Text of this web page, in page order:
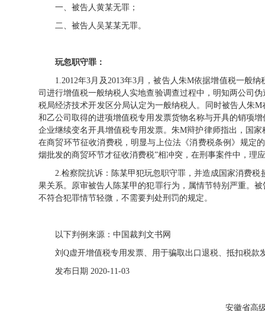
一、被告人黄某无罪；
二、被告人吴某某无罪。
玩忽职守罪：
1.2012年3月及2013年3月，被告人朱M依据增值税一般纳
司进行增值税一般纳税人实地查验调查过程中，明知两公司
税局经济技术开发区分局认定为一般纳税人。同时被告人朱M
和乙公司取得的进项增值税专用发票货物名称与开具的销项
企业继续变名开具增值税专用发票。朱M辩护律师指出，国家
在商贸环节征收消费税，明显与上位法《消费税条例》规定
烟批发的商贸环节才征收消费税”相冲突，在刑事案件中，理
2.检察院抗诉：陈某甲犯玩忽职守罪，并造成国家消费税
果关系。原审被告人陈某甲的犯罪行为，属情节特别严重。
不符合犯罪情节轻微，不需要判处刑罚的规定。
以下判例来源：中国裁判文书网
刘Q虚开增值税专用发票、用于骗取出口退税、抵扣税款
发布日期 2020-11-03
安徽省高